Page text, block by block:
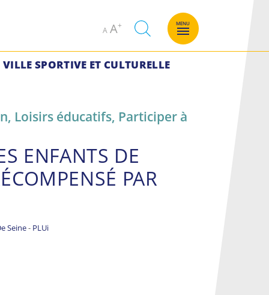
A
Decrease
font
AIncrease
size.
MENU
VILLE SPORTIVE ET CULTURELLE
, Loisirs éducatifs, Participer à
ENFANTS DE
PAR
Seine- PLUi